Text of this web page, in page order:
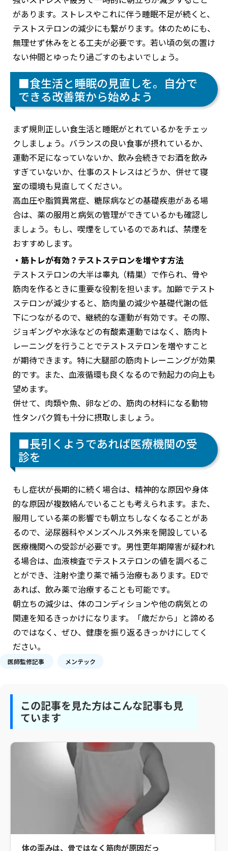
があります。ストレスやこれに伴う睡眠不足が続くと、
テストステロンの減少にも繋がります。体のためにも、
無理せず休みをとる工夫が必要です。若い頃の気の置け
ない仲間とゆったり過ごすのもよいでしょう。
■食生活と睡眠の見直しを。自分で
できる改善策から始めよう
まず規則正しい食生活と睡眠がとれているかをチェッ
クしましょう。バランスの良い食事が摂れているか、
運動不足になっていないか、飲み会続きでお酒を飲み
すぎていないか、仕事のストレスはどうか、併せて寝
室の環境も見直してください。
高血圧や脂質異常症、糖尿病などの基礎疾患がある場
合は、薬の服用と病気の管理ができているかも確認し
ましょう。もし、喫煙をしているのであれば、禁煙を
おすすめします。
・筋トレが有効？テストステロンを増やす方法
テストステロンの大半は睾丸（精巣）で作られ、骨や
筋肉を作るときに重要な役割を担います。加齢でテスト
ステロンが減少すると、筋肉量の減少や基礎代謝の低
下につながるので、継続的な運動が有効です。その際、
ジョギングや水泳などの有酸素運動ではなく、筋肉ト
レーニングを行うことでテストステロンを増やすこと
が期待できます。特に大腿部の筋肉トレーニングが効果
的です。また、血液循環も良くなるので勃起力の向上も
望めます。
併せて、肉類や魚、卵などの、筋肉の材料になる動物
性タンパク質も十分に摂取しましょう。
■長引くようであれば医療機関の受
診を
もし症状が長期的に続く場合は、精神的な原因や身体
的な原因が複数絡んでいることも考えられます。また、
服用している薬の影響でも朝立ちしなくなることがあ
るので、泌尿器科やメンズヘルス外来を開設している
医療機関への受診が必要です。男性更年期障害が疑われ
る場合は、血液検査でテストステロンの値を調べるこ
とができ、注射や塗り薬で補う治療もあります。EDで
あれば、飲み薬で治療することも可能です。
朝立ちの減少は、体のコンディションや他の病気との
関連を知るきっかけになります。「歳だから」と諦める
のではなく、ぜひ、健康を振り返るきっかけにしてく
ださい。
医師監修記事 メンテック
この記事を見た方はこんな記事も見
ています
体の歪みは、骨ではなく筋肉が原因だっ